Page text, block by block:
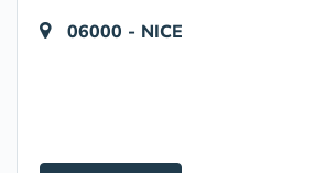
06000 - NICE